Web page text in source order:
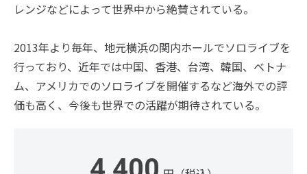
レンジなどによって世界中から絶賛されている。
2013年より毎年、地元横浜の関内ホールでソロライブを
行っており、近年では中国、香港、台湾、韓国、ベトナ
ム、アメリカでのソロライブを開催するなど海外での評
価も高く、今後も世界での活躍が期待されている。